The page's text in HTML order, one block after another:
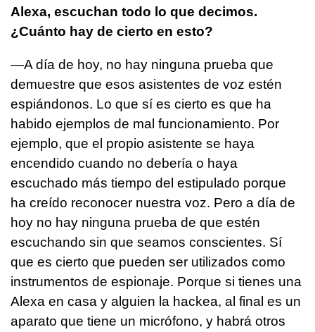
Alexa, escuchan todo lo que decimos.
¿Cuánto hay de cierto en esto?
—A día de hoy, no hay ninguna prueba que
demuestre que esos asistentes de voz estén
espiándonos. Lo que sí es cierto es que ha
habido ejemplos de mal funcionamiento. Por
ejemplo, que el propio asistente se haya
encendido cuando no debería o haya
escuchado más tiempo del estipulado porque
ha creído reconocer nuestra voz. Pero a día de
hoy no hay ninguna prueba de que estén
escuchando sin que seamos conscientes. Sí
que es cierto que pueden ser utilizados como
instrumentos de espionaje. Porque si tienes una
Alexa en casa y alguien la hackea, al final es un
aparato que tiene un micrófono, y habrá otros